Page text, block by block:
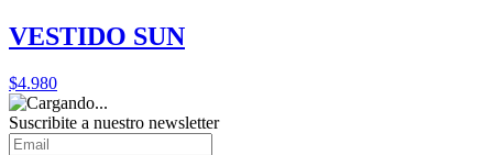
VESTIDO SUN
$4.980
Suscribite a nuestro newsletter